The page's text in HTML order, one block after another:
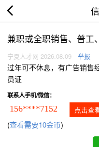
兼职或全职销售、普工
宁夏人才网 2026.08.09 举报
过年可不休息，有广告销售
员证
联系人手机/微信：
156****7152 点击查
(查看需要10金币)